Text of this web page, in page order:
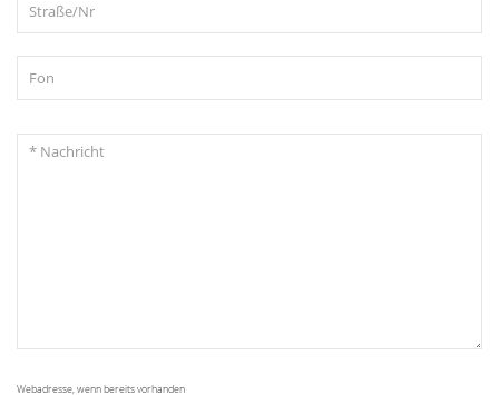
Webadresse, wenn bereits vorhanden